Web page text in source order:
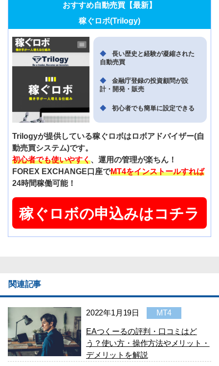
おすすめ自動売買【最新】
稼ぐロボ(Trilogy)
長い歴史と経験が凝縮された
自動売買
金融庁登録の投資顧問が設
計・開発・販売
初心者でも簡単に設定できる
Trilogyが提供している稼ぐロボはロボアドバイザー(自
動売買システム)です。
初心者でも使いやすく、運用の管理が楽ちん！
FOREX EXCHANGE口座でMT4をインストールすれば
24時間稼働可能！
稼ぐロボの申込みはコチラ
関連記事
2022年1月19日 MT4
EAつくーるの評判・口コミはど
う？使い方・操作方法やメリット・
デメリットを解説